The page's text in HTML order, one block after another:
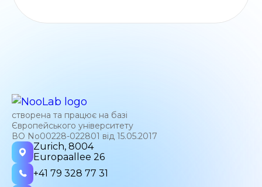
створена та працює на базі
Європейського університету
ВО No00228-022801 від 15.05.2017
Zurich, 8004
Europaallee 26
+41 79 328 77 31